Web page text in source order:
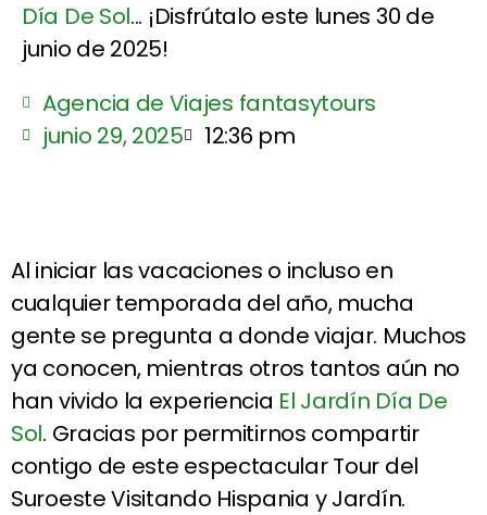
Día De Sol... ¡Disfrútalo este lunes 30 de
junio de 2025!
Agencia de Viajes fantasytours
junio 29, 2025
12:36 pm
Al iniciar las vacaciones o incluso en
cualquier temporada del año, mucha
gente se pregunta a donde viajar. Muchos
ya conocen, mientras otros tantos aún no
han vivido la experiencia El Jardín Día De
Sol. Gracias por permitirnos compartir
contigo de este espectacular Tour del
Suroeste Visitando Hispania y Jardín.